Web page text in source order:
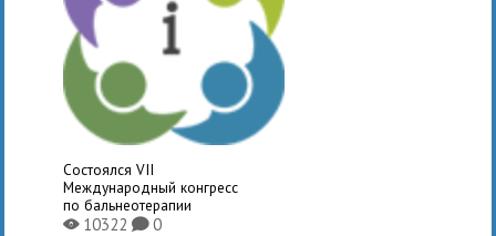
Состоялся VII
Международный конгресс
по бальнеотерапии
X10322K0